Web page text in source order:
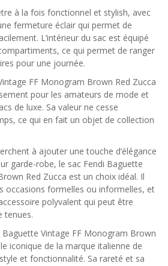
à la fois fonctionnel et stylish, avec
fermeture éclair qui permet de
L’intérieur du sac est équipé
ce qui permet de ranger
pour une journée.
FF Monogram Brown Red Zucca
pour les amateurs de mode et
de luxe. Sa valeur ne cesse
ce qui en fait un objet de collection
à ajouter une touche d’élégance
garde-robe, le sac Fendi Baguette
Red Zucca est un choix idéal. Il
occasions formelles ou informelles, et
polyvalent qui peut être
tenues.
Baguette Vintage FF Monogram Brown
iconique de la marque italienne de
et fonctionnalité. Sa rareté et sa